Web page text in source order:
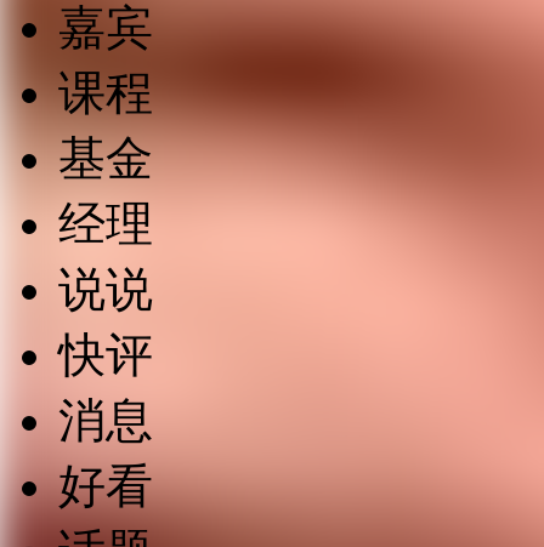
嘉宾
课程
基金
经理
说说
快评
消息
好看